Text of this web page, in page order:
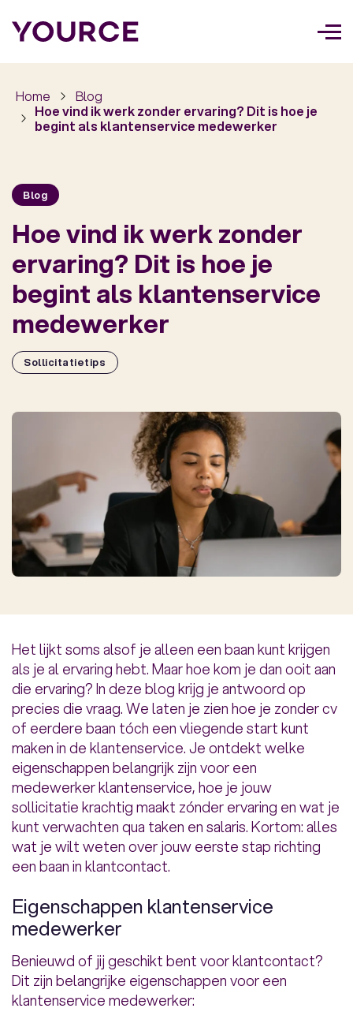
Home
Blog
Hoe vind ik werk zonder ervaring? Dit is hoe je
begint als klantenservice medewerker
Blog
Hoe vind ik werk zonder
ervaring? Dit is hoe je
begint als klantenservice
medewerker
Sollicitatietips
Het lijkt soms alsof je alleen een baan kunt krijgen
als je al ervaring hebt. Maar hoe kom je dan ooit aan
die ervaring? In deze blog krijg je antwoord op
precies die vraag. We laten je zien hoe je zonder cv
of eerdere baan tóch een vliegende start kunt
maken in de klantenservice. Je ontdekt welke
eigenschappen belangrijk zijn voor een
medewerker klantenservice, hoe je jouw
sollicitatie krachtig maakt zónder ervaring en wat je
kunt verwachten qua taken en salaris. Kortom: alles
wat je wilt weten over jouw eerste stap richting
een baan in klantcontact.
Eigenschappen klantenservice
medewerker
Benieuwd of jij geschikt bent voor klantcontact?
Dit zijn belangrijke eigenschappen voor een
klantenservice medewerker: